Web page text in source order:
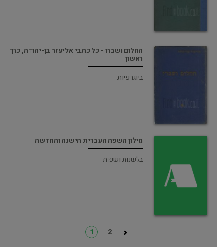
החלום ושברו - כל כתבי אליעזר בן-יהודה, כרך
ראשון
ביוגרפיות
מילון השפה העברית הישנה והחדשה
בלשנות ושפות
1 2